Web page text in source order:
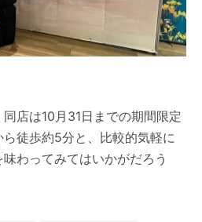
店は10月31日までの期間限定
徒歩約5分と、比較的気軽に
わってみてはいかがだろう